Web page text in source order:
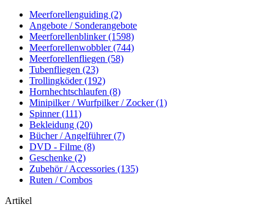
Meerforellenguiding (2)
Angebote / Sonderangebote
Meerforellenblinker (1598)
Meerforellenwobbler (744)
Meerforellenfliegen (58)
Tubenfliegen (23)
Trollingköder (192)
Hornhechtschlaufen (8)
Minipilker / Wurfpilker / Zocker (1)
Spinner (111)
Bekleidung (20)
Bücher / Angelführer (7)
DVD - Filme (8)
Geschenke (2)
Zubehör / Accessories (135)
Ruten / Combos
Artikel